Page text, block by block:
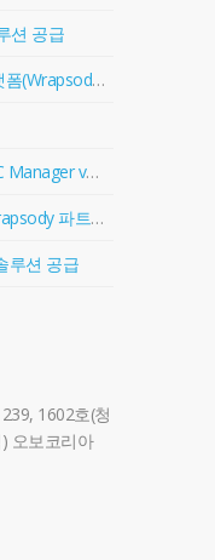
션 공급
SK(주)C&C 보안문서 관리 플랫폼(Wrapsody) 협력업체 등록
경기도 감염병관리지원단 OVC Manager v2.2 솔루션 공급
파수닷컴 전사 문서 플랫폼 Wrapsody 파트너 계약 체결
루션 공급
1602호(청
오보코리아